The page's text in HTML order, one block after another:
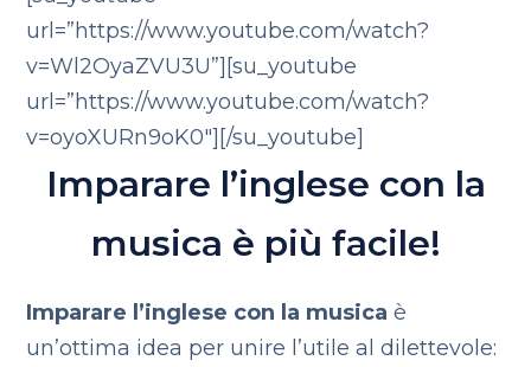
url=”https://www.youtube.com/watch?
v=Wl2OyaZVU3U”][su_youtube
url=”https://www.youtube.com/watch?
v=oyoXURn9oK0″][/su_youtube]
Imparare l’inglese con la
musica è più facile!
Imparare l’inglese con la musica è
un’ottima idea per unire l’utile al dilettevole: